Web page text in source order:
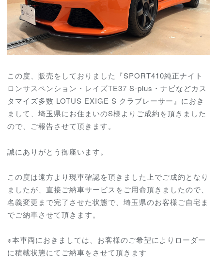
この度、販売をしておりました『SPORT410純正ナイト
ロンサスペンション・レイズTE37 S-plus・ナビなどカス
タマイズ多数 LOTUS EXIGE S クラブレーサー』におき
まして、埼玉県にお住まいのS様よりご成約を頂きました
ので、ご報告させて頂きます。
誠にありがとう御座います。
この度は遠方より現車確認を頂きました上でご成約となり
ましたが、直接ご納車サービスをご用命頂きましたので、
名義変更まで完了させた状態で、埼玉県のお客様ご自宅ま
でご納車させて頂きます。
※本車両におきましては、お客様のご希望によりローダー
に積載状態にてご納車をさせて頂きます